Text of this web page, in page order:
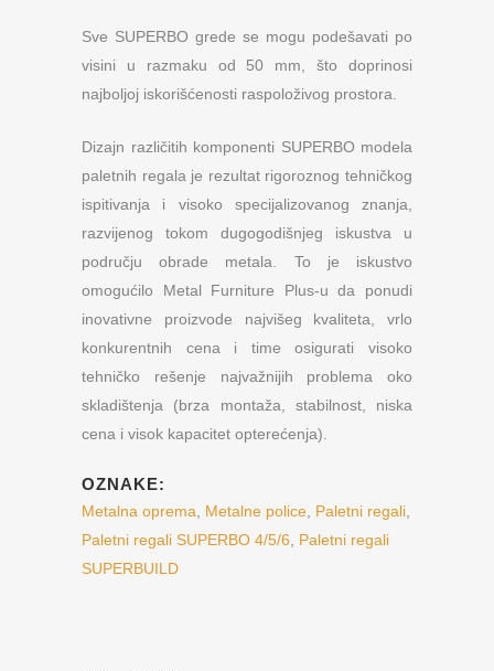
Sve SUPERBO grede se mogu podešavati po
visini u razmaku od 50 mm, što doprinosi
najboljoj iskorišćenosti raspoloživog prostora.
Dizajn različitih komponenti SUPERBO modela
paletnih regala je rezultat rigoroznog tehničkog
ispitivanja i visoko specijalizovanog znanja,
razvijenog tokom dugogodišnjeg iskustva u
području obrade metala. To je iskustvo
omogućilo Metal Furniture Plus-u da ponudi
inovativne proizvode najvišeg kvaliteta, vrlo
konkurentnih cena i time osigurati visoko
tehničko rešenje najvažnijih problema oko
skladištenja (brza montaža, stabilnost, niska
cena i visok kapacitet opterećenja).
OZNAKE:
Metalna oprema Metalne police Paletni regali
Paletni regali SUPERBO 4/5/6
Paletni regali
SUPERBUILD